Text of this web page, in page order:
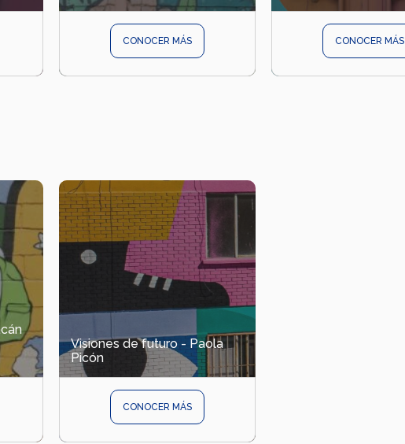
CONOCER MÁS CONOCER MÁS
Visiones de futuro - Paola
Picón
CONOCER MÁS